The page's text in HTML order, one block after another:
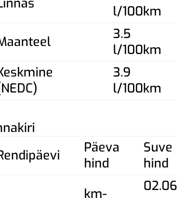
l/100km
3.5
l/100km
3.9
l/100km
Päeva
hind
Suve
hind
km-
02.06